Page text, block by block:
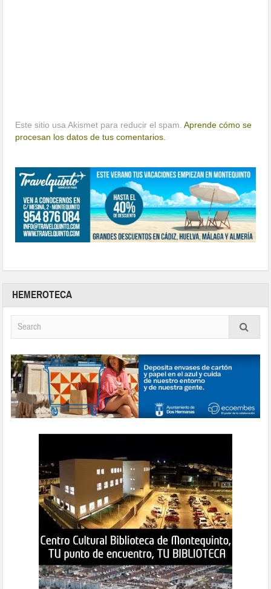
Este sitio usa Akismet para reducir el spam.Aprende cómo se
procesan los datos de tus comentarios.
HEMEROTECA